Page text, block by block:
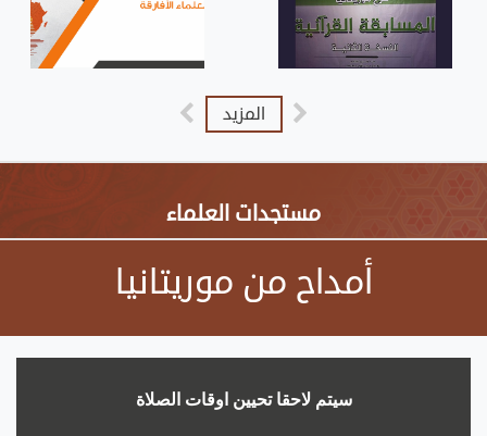
المزيد
مستجدات العلماء
أمداح من موريتانيا